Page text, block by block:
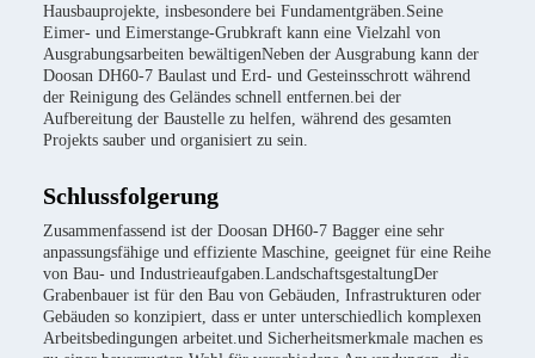
Hausbauprojekte, insbesondere bei Fundamentgräben.Seine
Eimer- und Eimerstange-Grubkraft kann eine Vielzahl von
Ausgrabungsarbeiten bewältigenNeben der Ausgrabung kann der
Doosan DH60-7 Baulast und Erd- und Gesteinsschrott während
der Reinigung des Geländes schnell entfernen.bei der
Aufbereitung der Baustelle zu helfen, während des gesamten
Projekts sauber und organisiert zu sein.
Schlussfolgerung
Zusammenfassend ist der Doosan DH60-7 Bagger eine sehr
anpassungsfähige und effiziente Maschine, geeignet für eine Reihe
von Bau- und Industrieaufgaben.LandschaftsgestaltungDer
Grabenbauer ist für den Bau von Gebäuden, Infrastrukturen oder
Gebäuden so konzipiert, dass er unter unterschiedlich komplexen
Arbeitsbedingungen arbeitet.und Sicherheitsmerkmale machen es